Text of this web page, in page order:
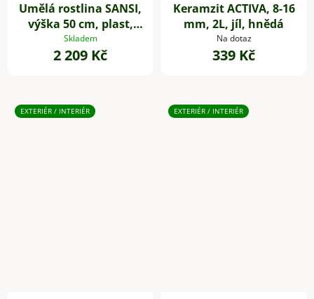
Umělá rostlina SANSI,
výška 50 cm, plast,
zelená
Skladem
2 209 Kč
Keramzit ACTIVA, 8-16
mm, 2L, jíl, hnědá
Na dotaz
339 Kč
EXTERIÉR / INTERIÉR EXTERIÉR / INTERIÉR